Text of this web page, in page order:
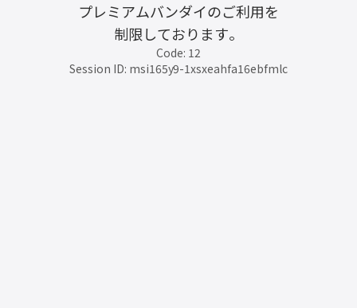
プレミアムバンダイのご利用を
制限しております。
Code: 12
Session ID: msi165y9-1xsxeahfa16ebfmlc